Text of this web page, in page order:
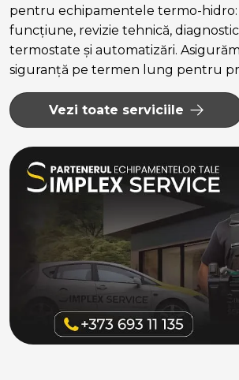
pentru echipamentele termo-
funcțiune, revizie tehnică,
termostate și automatizări.
siguranță pe termen lung pentru
Vezi toate serviciile